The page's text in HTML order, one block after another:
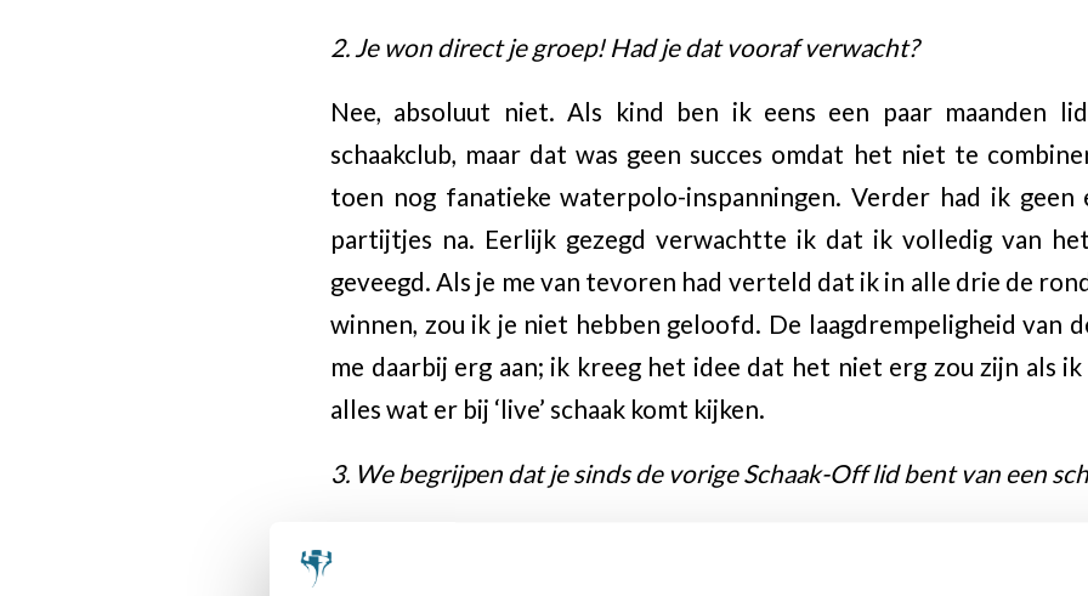
2. Je won direct je groep! Had je dat vooraf verwacht?
Nee, absoluut niet. Als kind ben ik eens een paar maanden
schaakclub, maar dat was geen succes omdat het niet te
toen nog fanatieke waterpolo-inspanningen. Verder had ik geen
partijtjes na. Eerlijk gezegd verwachtte ik dat ik volledig van
geveegd. Als je me van tevoren had verteld dat ik in alle drie de
winnen, zou ik je niet hebben geloofd. De laagdrempeligheid van
me daarbij erg aan; ik kreeg het idee dat het niet erg zou zijn als
alles wat er bij ‘live’ schaak komt kijken.
3. We begrijpen dat je sinds de vorige Schaak-Off lid bent van een
(DSC). Ik wilde graag vaker tegen echte tegenstanders spelen